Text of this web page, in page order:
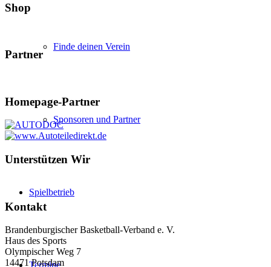
Finde deinen Verein
Sponsoren und Partner
Spielbetrieb
Termine
Shop
Partner
Homepage-Partner
Unterstützen Wir
Kontakt
Brandenburgischer Basketball-Verband e. V.
Haus des Sports
Olympischer Weg 7
14471 Potsdam